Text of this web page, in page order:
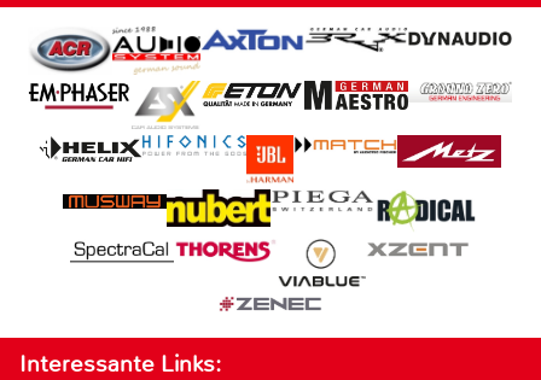
Interessante Links: